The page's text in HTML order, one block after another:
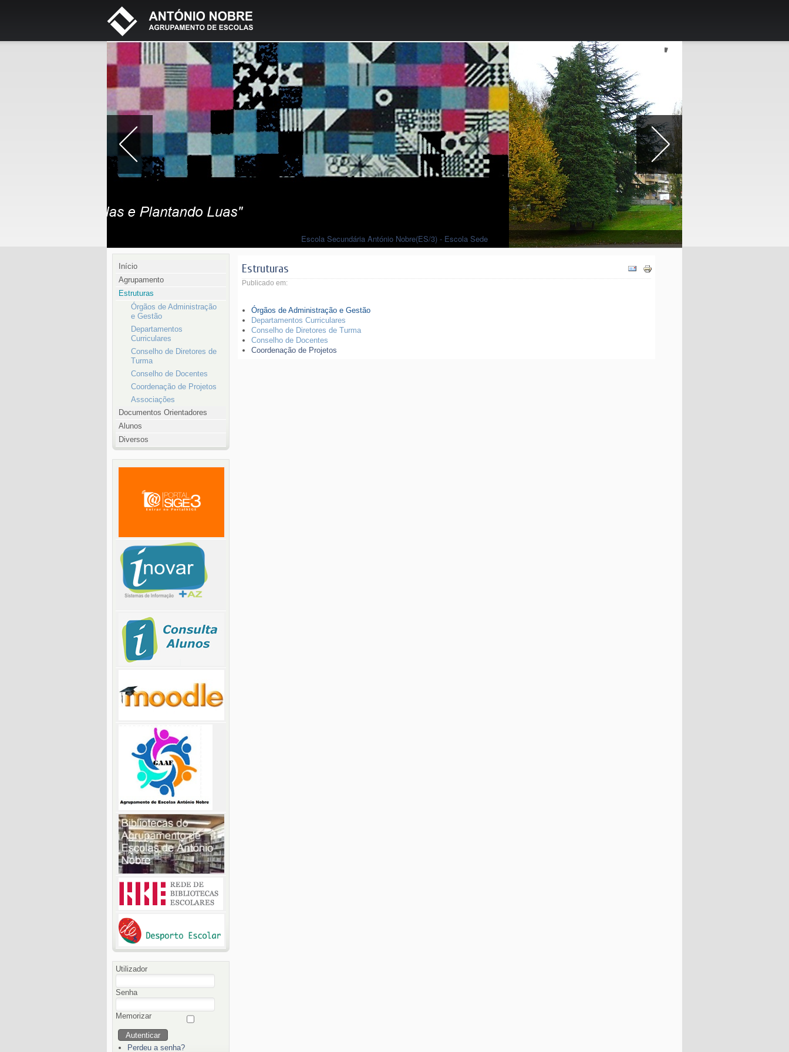
Escola Secundária António Nobre(ES/3) - Escola Sede
Início
Agrupamento
Estruturas
Órgãos de Administração
e Gestão
Departamentos
Curriculares
Conselho de Diretores de
Turma
Conselho de Docentes
Coordenação de Projetos
Associações
Documentos Orientadores
Alunos
Diversos
Utilizador
Senha
Memorizar
Perdeu a senha?
Estruturas
Publicado em:
Órgãos de Administração e Gestão
Departamentos Curriculares
Conselho de Diretores de Turma
Conselho de Docentes
Coordenação de Projetos